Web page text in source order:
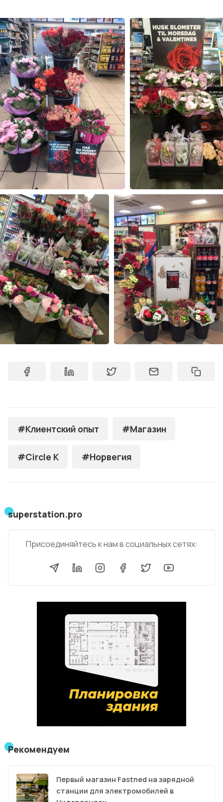
#Клиентский опыт #Магазин
#Circle K #Норвегия
superstation.pro
Присоединяйтесь к нам в социальных сетях:
Рекомендуем
Первый магазин Fastned на зарядной
станции для электромобилей в